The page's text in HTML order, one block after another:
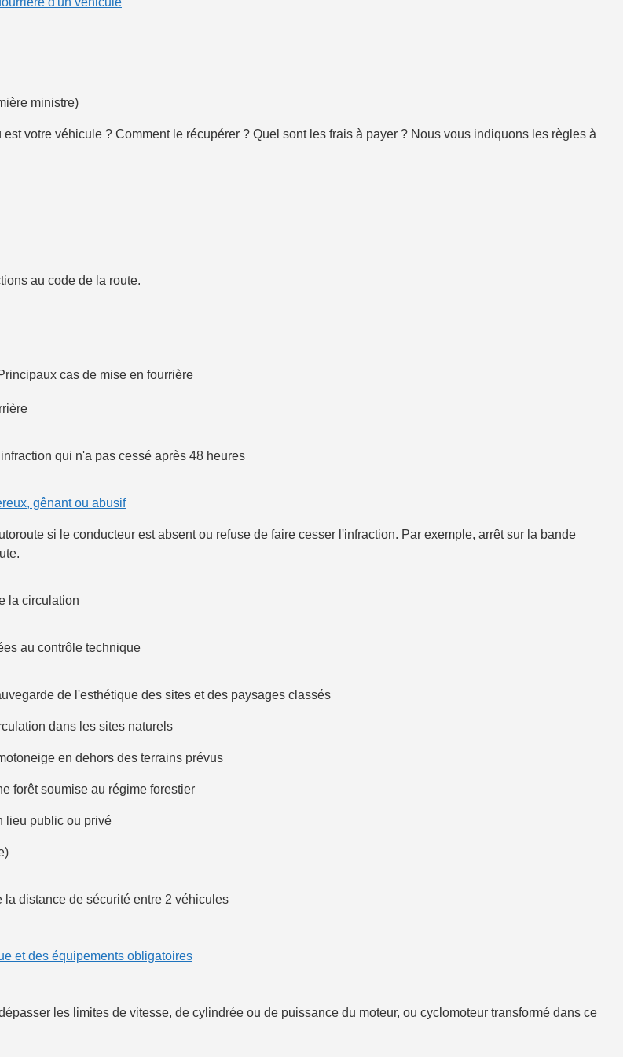
ministre)
votre véhicule ? Comment le récupérer ? Quel sont les frais à payer ? Nous vous indiquons les règles à
au code de la route.
cas de mise en fourrière
qui n'a pas cessé après 48 heures
gênant ou abusif
si le conducteur est absent ou refuse de faire cesser l'infraction. Par exemple, arrêt sur la bande
la circulation
au contrôle technique
de l'esthétique des sites et des paysages classés
dans les sites naturels
en dehors des terrains prévus
forêt soumise au régime forestier
lieu public ou privé
la distance de sécurité entre 2 véhicules
et des équipements obligatoires
les limites de vitesse, de cylindrée ou de puissance du moteur, ou cyclomoteur transformé dans ce